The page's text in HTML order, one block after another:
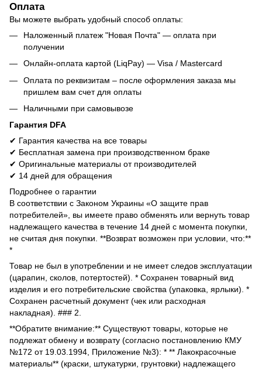
Оплата
Вы можете выбрать удобный способ оплаты:
Наложенный платеж "Новая Почта" — оплата при
получении
Онлайн-оплата картой (LiqPay) — Visa / Mastercard
Оплата по реквизитам – после оформления заказа мы
пришлем вам счет для оплаты
Наличными при самовывозе
Гарантия DFA
✔ Гарантия качества на все товары
✔ Бесплатная замена при производственном браке
✔ Оригинальные материалы от производителей
✔ 14 дней для обращения
Подробнее о гарантии
В соответствии с Законом Украины «О защите прав
потребителей», вы имеете право обменять или вернуть товар
надлежащего качества в течение 14 дней с момента покупки,
не считая дня покупки. **Возврат возможен при условии, что:**
*
Товар не был в употреблении и не имеет следов эксплуатации
(царапин, сколов, потертостей). * Сохранен товарный вид
изделия и его потребительские свойства (упаковка, ярлыки). *
Сохранен расчетный документ (чек или расходная
накладная). ### 2.
**Обратите внимание:** Существуют товары, которые не
подлежат обмену и возврату (согласно постановлению КМУ
№172 от 19.03.1994, Приложение №3): * ** Лакокрасочные
материалы** (краски, штукатурки, грунтовки) надлежащего